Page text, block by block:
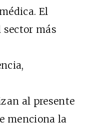
El
sector más
al presente
menciona la